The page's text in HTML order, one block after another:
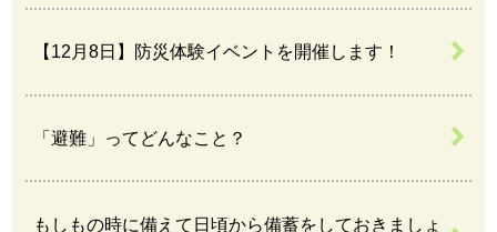
【12月8日】防災体験イベントを開催します！
「避難」ってどんなこと？
もしもの時に備えて日頃から備蓄をしておきましょ